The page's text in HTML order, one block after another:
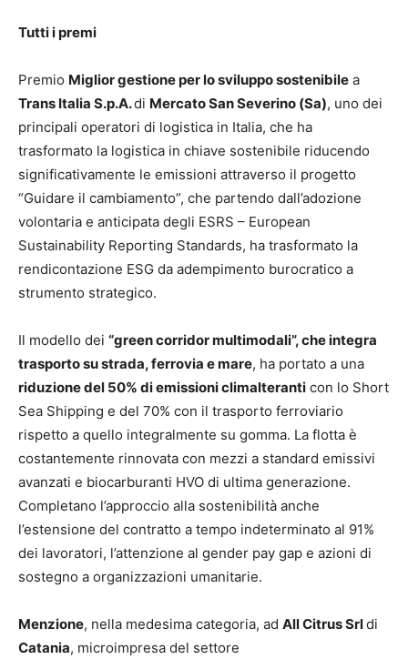
Tutti i premi
Premio Miglior gestione per lo sviluppo sostenibile a
Trans Italia S.p.A.di Mercato San Severino (Sa), uno dei
principali operatori di logistica in Italia, che ha
trasformato la logistica in chiave sostenibile riducendo
significativamente le emissioni attraverso il progetto
“Guidare il cambiamento”, che partendo dall’adozione
volontaria e anticipata degli ESRS – European
Sustainability Reporting Standards, ha trasformato la
rendicontazione ESG da adempimento burocratico a
strumento strategico.
Il modello dei “green corridor multimodali”, che integra
trasporto su strada, ferrovia e mare, ha portato a una
riduzione del 50% di emissioni climalteranti con lo Short
Sea Shipping e del 70% con il trasporto ferroviario
rispetto a quello integralmente su gomma. La flotta è
costantemente rinnovata con mezzi a standard emissivi
avanzati e biocarburanti HVO di ultima generazione.
Completano l’approccio alla sostenibilità anche
l’estensione del contratto a tempo indeterminato al 91%
dei lavoratori, l’attenzione al gender pay gap e azioni di
sostegno a organizzazioni umanitarie.
Menzione, nella medesima categoria, ad All Citrus Srldi
Catania, microimpresa del settore